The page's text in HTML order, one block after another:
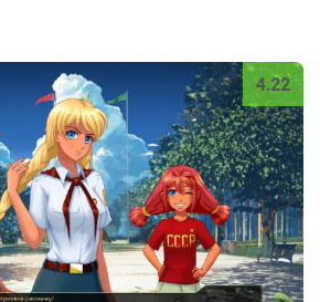
4.22